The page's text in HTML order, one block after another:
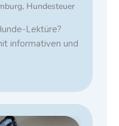
, Hundesteuer
Lektüre?
informativen und